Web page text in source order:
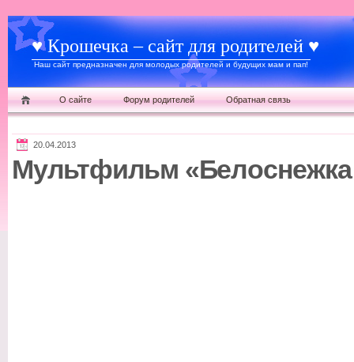
♥ Крошечка – сайт для родителей ♥
Наш сайт предназначен для молодых родителей и будущих мам и пап!
О сайте Форум родителей Обратная связь
20.04.2013
Мультфильм